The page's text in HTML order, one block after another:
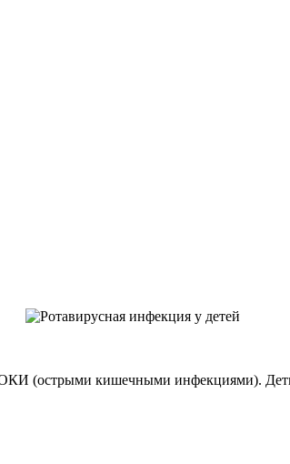
ОКИ (острыми кишечными инфекциями).